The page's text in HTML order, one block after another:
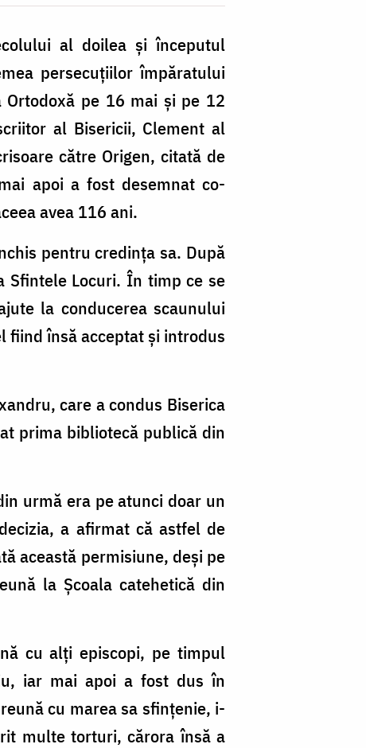
al doilea și începutul
persecuțiilor împăratului
pe 16 mai și pe 12
al Bisericii, Clement al
către Origen, citată de
apoi a fost desemnat co-
avea 116 ani.
pentru credința sa. După
Sfintele Locuri. În timp ce se
la conducerea scaunului
fiind însă acceptat și introdus
care a condus Biserica
prima bibliotecă publică din
urmă era pe atunci doar un
a afirmat că astfel de
această permisiune, deși pe
la Şcoala catehetică din
cu alți episcopi, pe timpul
iar mai apoi a fost dus în
cu marea sa sfințenie, i-
multe torturi, cărora însă a